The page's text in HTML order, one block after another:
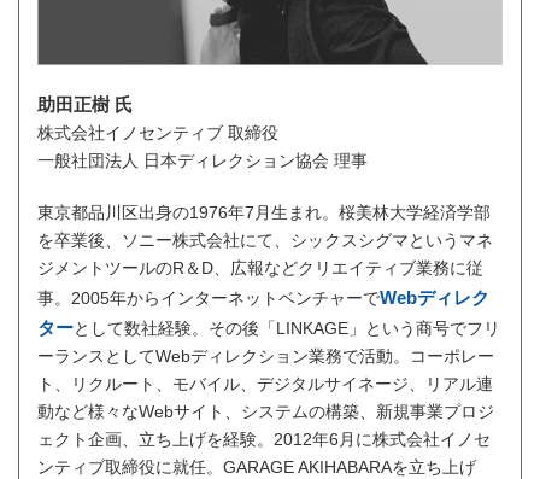
助田正樹 氏
株式会社イノセンティブ 取締役
一般社団法人 日本ディレクション協会 理事
東京都品川区出身の1976年7月生まれ。桜美林大学経済学部
を卒業後、ソニー株式会社にて、シックスシグマというマネ
ジメントツールのR＆D、広報などクリエイティブ業務に従
事。2005年からインターネットベンチャーでWebディレク
ターとして数社経験。その後「LINKAGE」という商号でフリ
ーランスとしてWebディレクション業務で活動。コーポレー
ト、リクルート、モバイル、デジタルサイネージ、リアル連
動など様々なWebサイト、システムの構築、新規事業プロジ
ェクト企画、立ち上げを経験。2012年6月に株式会社イノセ
ンティブ取締役に就任。GARAGE AKIHABARAを立ち上げ